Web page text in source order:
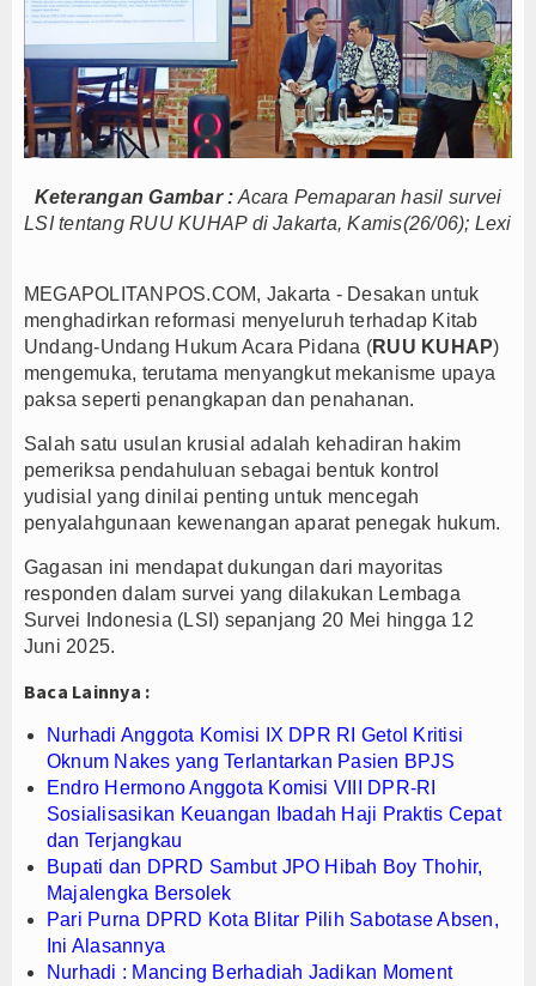
Persib Gagal Juara, Ateng Sutisna Ajak
Bupati Majalengka Ajak Ribuan Bobotoh Doakan
Ateng Sutisna Satukan Ribuan Bobotoh, Nobar
SIAL Food & Drinks Indonesia 2026 Perkuat
Munjirin Panen Padi Ciherang di Cakung, Urban
PTPN I Ubah Aset Jadi Mesin Pertumbuhan,
Bupati Majalengka Beberkan Hasil Paripurna
APBD Majalengka 2026 Naik Jadi Rp 3,14 Triliun,
Persib Gagal Juara, Ateng Sutisna Ajak
Bupati Majalengka Ajak Ribuan Bobotoh Doakan
Ateng Sutisna Satukan Ribuan Bobotoh, Nobar
SIAL Food & Drinks Indonesia 2026 Perkuat
Kapolres Majalengka Ajak Bobotoh Junjung
Munjirin Panen Padi Ciherang di Cakung, Urban
PTPN I Ubah Aset Jadi Mesin Pertumbuhan,
Interupsi PDIP Warnai Paripurna APBD
Bupati Majalengka Beberkan Hasil Paripurna
Keterangan Gambar : Acara Pemaparan hasil survei
LSI tentang RUU KUHAP di Jakarta, Kamis(26/06); Lexi
MEGAPOLITANPOS.COM, Jakarta - Desakan untuk
menghadirkan reformasi menyeluruh terhadap Kitab
Undang-Undang Hukum Acara Pidana (RUU KUHAP)
mengemuka, terutama menyangkut mekanisme upaya
paksa seperti penangkapan dan penahanan.
Salah satu usulan krusial adalah kehadiran hakim
pemeriksa pendahuluan sebagai bentuk kontrol
yudisial yang dinilai penting untuk mencegah
penyalahgunaan kewenangan aparat penegak hukum.
Gagasan ini mendapat dukungan dari mayoritas
responden dalam survei yang dilakukan Lembaga
Survei Indonesia (LSI) sepanjang 20 Mei hingga 12
Juni 2025.
Baca Lainnya :
Nurhadi Anggota Komisi IX DPR RI Getol Kritisi
Oknum Nakes yang Terlantarkan Pasien BPJS
Endro Hermono Anggota Komisi VIII DPR-RI
Sosialisasikan Keuangan Ibadah Haji Praktis Cepat
dan Terjangkau
Bupati dan DPRD Sambut JPO Hibah Boy Thohir,
Majalengka Bersolek
Pari Purna DPRD Kota Blitar Pilih Sabotase Absen,
Ini Alasannya
Nurhadi : Mancing Berhadiah Jadikan Moment